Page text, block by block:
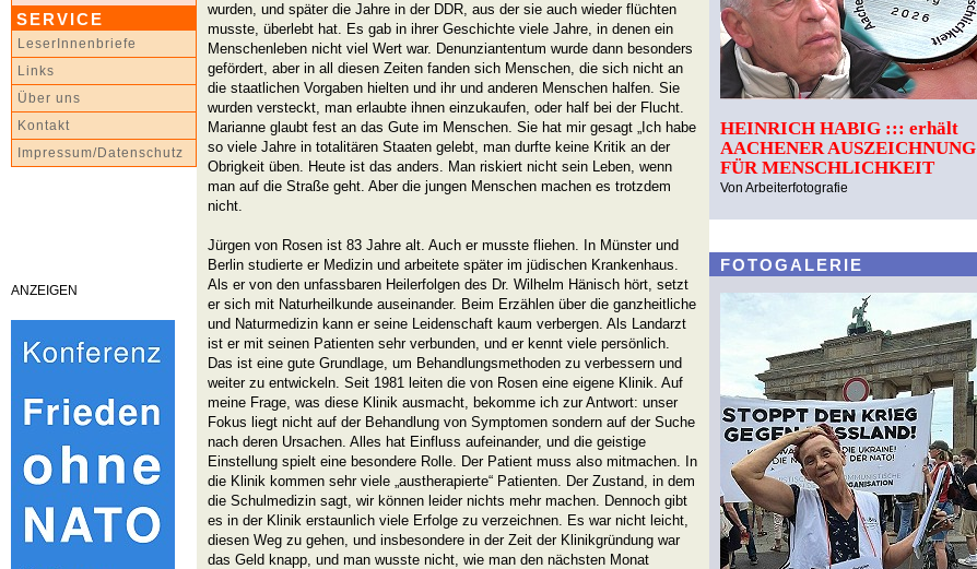
SERVICE
LeserInnenbriefe
Links
Über uns
Kontakt
Impressum/Datenschutz
ANZEIGEN
wurden, und später die Jahre in der DDR, aus der sie auch wieder flüchten
musste, überlebt hat. Es gab in ihrer Geschichte viele Jahre, in denen ein
Menschenleben nicht viel Wert war. Denunziantentum wurde dann besonders
gefördert, aber in all diesen Zeiten fanden sich Menschen, die sich nicht an
die staatlichen Vorgaben hielten und ihr und anderen Menschen halfen. Sie
wurden versteckt, man erlaubte ihnen einzukaufen, oder half bei der Flucht.
Marianne glaubt fest an das Gute im Menschen. Sie hat mir gesagt „Ich habe
so viele Jahre in totalitären Staaten gelebt, man durfte keine Kritik an der
Obrigkeit üben. Heute ist das anders. Man riskiert nicht sein Leben, wenn
man auf die Straße geht. Aber die jungen Menschen machen es trotzdem
nicht.
Jürgen von Rosen ist 83 Jahre alt. Auch er musste fliehen. In Münster und
Berlin studierte er Medizin und arbeitete später im jüdischen Krankenhaus.
Als er von den unfassbaren Heilerfolgen des Dr. Wilhelm Hänisch hört, setzt
er sich mit Naturheilkunde auseinander. Beim Erzählen über die ganzheitliche
und Naturmedizin kann er seine Leidenschaft kaum verbergen. Als Landarzt
ist er mit seinen Patienten sehr verbunden, und er kennt viele persönlich.
Das ist eine gute Grundlage, um Behandlungsmethoden zu verbessern und
weiter zu entwickeln. Seit 1981 leiten die von Rosen eine eigene Klinik. Auf
meine Frage, was diese Klinik ausmacht, bekomme ich zur Antwort: unser
Fokus liegt nicht auf der Behandlung von Symptomen sondern auf der Suche
nach deren Ursachen. Alles hat Einfluss aufeinander, und die geistige
Einstellung spielt eine besondere Rolle. Der Patient muss also mitmachen. In
die Klinik kommen sehr viele „austherapierte“ Patienten. Der Zustand, in dem
die Schulmedizin sagt, wir können leider nichts mehr machen. Dennoch gibt
es in der Klinik erstaunlich viele Erfolge zu verzeichnen. Es war nicht leicht,
diesen Weg zu gehen, und insbesondere in der Zeit der Klinikgründung war
das Geld knapp, und man wusste nicht, wie man den nächsten Monat
HEINRICH HABIG ::: erhält
AACHENER AUSZEICHNUNG
FÜR MENSCHLICHKEIT
Von Arbeiterfotografie
FOTOGALERIE